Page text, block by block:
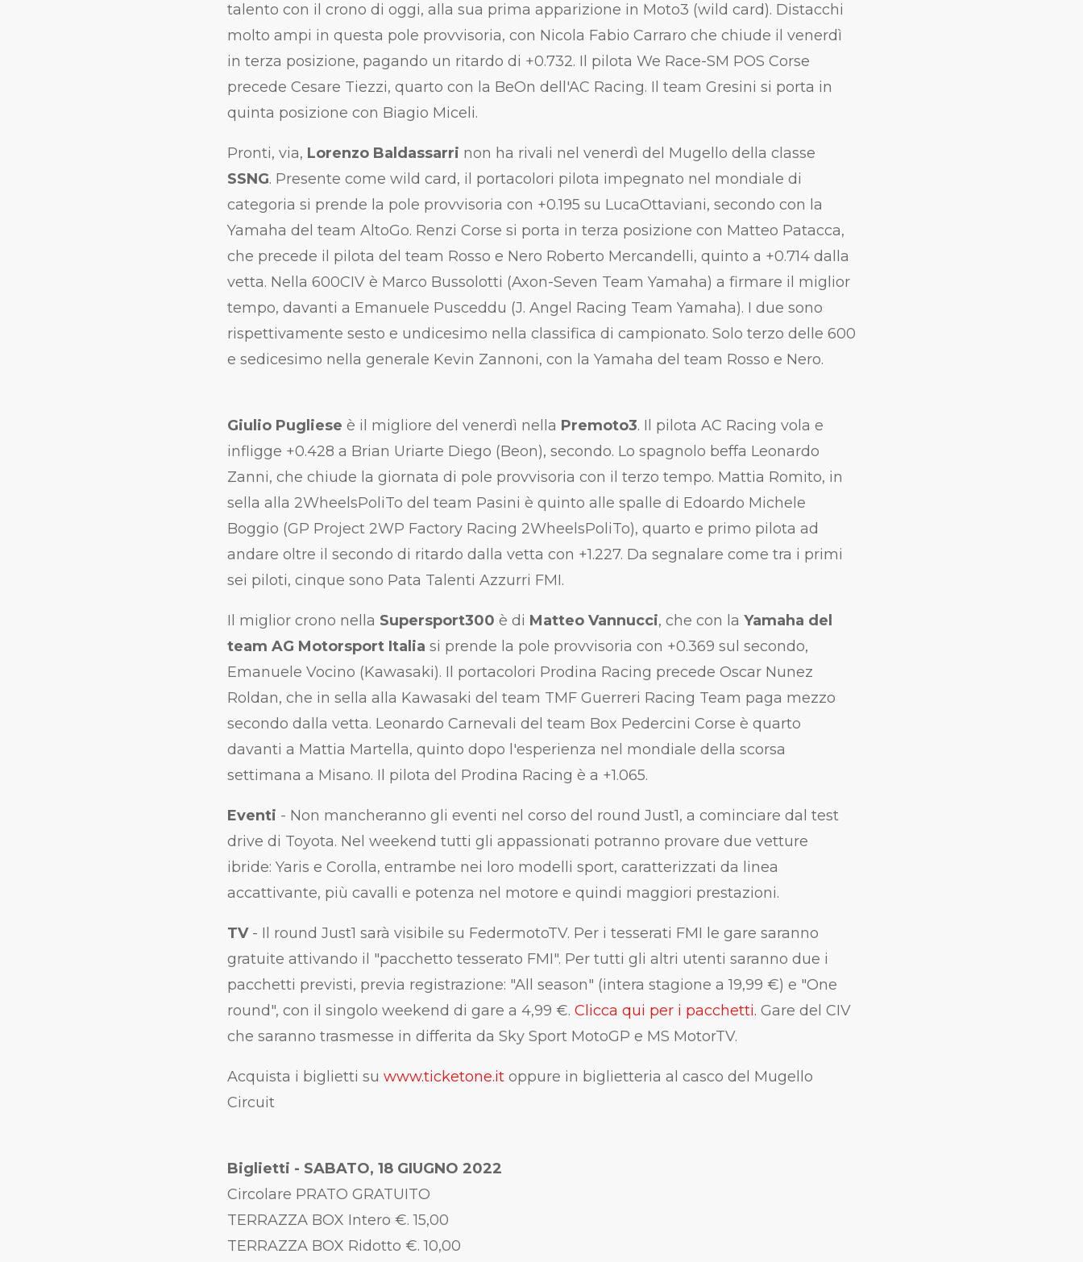
talento con il crono di oggi, alla sua prima apparizione in Moto3 (wild card). Distacchi
molto ampi in questa pole provvisoria, con Nicola Fabio Carraro che chiude il venerdì
in terza posizione, pagando un ritardo di +0.732. Il pilota We Race-SM POS Corse
precede Cesare Tiezzi, quarto con la BeOn dell'AC Racing. Il team Gresini si porta in
quinta posizione con Biagio Miceli.
Pronti, via, Lorenzo Baldassarri non ha rivali nel venerdì del Mugello della classe
SSNG. Presente come wild card, il portacolori pilota impegnato nel mondiale di
categoria si prende la pole provvisoria con +0.195 su LucaOttaviani, secondo con la
Yamaha del team AltoGo. Renzi Corse si porta in terza posizione con Matteo Patacca,
che precede il pilota del team Rosso e Nero Roberto Mercandelli, quinto a +0.714 dalla
vetta. Nella 600CIV è Marco Bussolotti (Axon-Seven Team Yamaha) a firmare il miglior
tempo, davanti a Emanuele Pusceddu (J. Angel Racing Team Yamaha). I due sono
rispettivamente sesto e undicesimo nella classifica di campionato. Solo terzo delle 600
e sedicesimo nella generale Kevin Zannoni, con la Yamaha del team Rosso e Nero.
Giulio Pugliese è il migliore del venerdì nella Premoto3. Il pilota AC Racing vola e
infligge +0.428 a Brian Uriarte Diego (Beon), secondo. Lo spagnolo beffa Leonardo
Zanni, che chiude la giornata di pole provvisoria con il terzo tempo. Mattia Romito, in
sella alla 2WheelsPoliTo del team Pasini è quinto alle spalle di Edoardo Michele
Boggio (GP Project 2WP Factory Racing 2WheelsPoliTo), quarto e primo pilota ad
andare oltre il secondo di ritardo dalla vetta con +1.227. Da segnalare come tra i primi
sei piloti, cinque sono Pata Talenti Azzurri FMI.
Il miglior crono nella Supersport300 è di Matteo Vannucci, che con la Yamaha del
team AG Motorsport Italia si prende la pole provvisoria con +0.369 sul secondo,
Emanuele Vocino (Kawasaki). Il portacolori Prodina Racing precede Oscar Nunez
Roldan, che in sella alla Kawasaki del team TMF Guerreri Racing Team paga mezzo
secondo dalla vetta. Leonardo Carnevali del team Box Pedercini Corse è quarto
davanti a Mattia Martella, quinto dopo l'esperienza nel mondiale della scorsa
settimana a Misano. Il pilota del Prodina Racing è a +1.065.
Eventi - Non mancheranno gli eventi nel corso del round Just1, a cominciare dal test
drive di Toyota. Nel weekend tutti gli appassionati potranno provare due vetture
ibride: Yaris e Corolla, entrambe nei loro modelli sport, caratterizzati da linea
accattivante, più cavalli e potenza nel motore e quindi maggiori prestazioni.
TV- Il round Just1 sarà visibile su FedermotoTV. Per i tesserati FMI le gare saranno
gratuite attivando il "pacchetto tesserato FMI". Per tutti gli altri utenti saranno due i
pacchetti previsti, previa registrazione: "All season" (intera stagione a 19,99 €) e "One
round", con il singolo weekend di gare a 4,99 €. Clicca qui per i pacchetti. Gare del CIV
che saranno trasmesse in differita da Sky Sport MotoGP e MS MotorTV.
Acquista i biglietti su www.ticketone.it oppure in biglietteria al casco del Mugello
Circuit
Biglietti - SABATO, 18 GIUGNO 2022
Circolare PRATO GRATUITO
TERRAZZA BOX Intero €. 15,00
TERRAZZA BOX Ridotto €. 10,00